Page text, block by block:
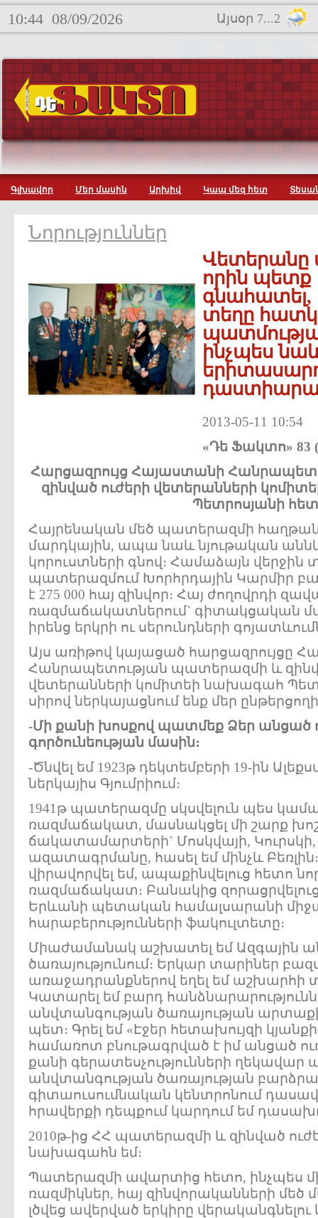
10:44 08/09/2026 Այսօր 7...2
Գլխավոր Մեր մասին Արխիվ Կապ մեզ հետ
Նորություններ
Վետերանը
որին պետք
գնահատել,
տեղը
ինչպես
2013-05-11 10:54
«Դե Ֆակտո» 83
Հարցազրույց Հայաստանի
զինված ուժերի վետերանների
Պետրոսյանի հետ
Հայրենական մեծ պատերազմի
մարդկային, ապա նաև նյութական
կորուստների գնով։ Համաձայն վերջին
պատերազմում Խորհրդային Կարմիր
է 275 000 հայ զինվոր։ Հայ ժողովրդի
ռազմաճակատներում` գիտակցական
իրենց երկրի ու սերունդների
Այս առիթով կայացած հարցազրույցը
Հանրապետության պատերազմի և
վետերանների կոմիտեի նախագահ
սիրով ներկայացնում ենք մեր
-Մի քանի խոսքով պատմեք Ձեր անցած
գործունեության մասին։
-Ծնվել եմ 1923թ դեկտեմբերի 19-ին
ներկայիս Գյումրիում։
1941թ պատերազմը սկսվելուն պես
ռազմաճակատ, մասնակցել մի շարք
ճակատամարտերի` Մոսկվայի, Կուրսկի,
ազատագրմանը, հասել եմ մինչև
վիրավորվել եմ, ապաքինվելուց հետո
ռազմաճակատ։ Բանակից զորացրվելուց
Երևանի պետական համալսարանի
հարաբերությունների ֆակուլտետը։
Միաժամանակ աշխատել եմ Ազգային
ծառայությունում։ Երկար տարիներ
առաջադրանքներով եղել եմ աշխարհի
Կատարել եմ բարդ
անվտանգության ծառայության
պետ։ Գրել եմ «Էջեր հետախույզի
համառոտ բնութագրված է իմ անցած
քանի գերատեսչությունների ղեկավար
անվտանգության ծառայության
գիտաուսումնական կենտրոնում
հրավերքի դեպքում կարդում եմ
2010թ-ից ՀՀ պատերազմի և զինված
նախագահն եմ։
Պատերազմի ավարտից հետո, ինչպես
ռազմիկներ, հայ զինվորականների մեծ
լծվեց ավերված երկիրը